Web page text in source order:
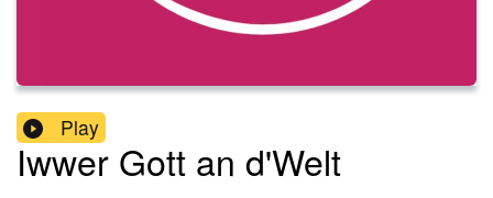
Play
Iwwer Gott an d'Welt